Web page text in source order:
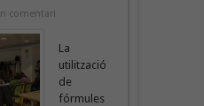
comentari
La
utilització
de
fórmules